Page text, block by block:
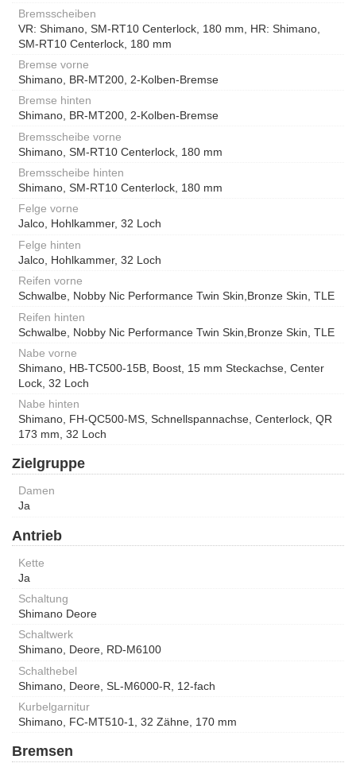
Bremsscheiben
VR: Shimano, SM-RT10 Centerlock, 180 mm, HR: Shimano,
SM-RT10 Centerlock, 180 mm
Bremse vorne
Shimano, BR-MT200, 2-Kolben-Bremse
Bremse hinten
Shimano, BR-MT200, 2-Kolben-Bremse
Bremsscheibe vorne
Shimano, SM-RT10 Centerlock, 180 mm
Bremsscheibe hinten
Shimano, SM-RT10 Centerlock, 180 mm
Felge vorne
Jalco, Hohlkammer, 32 Loch
Felge hinten
Jalco, Hohlkammer, 32 Loch
Reifen vorne
Schwalbe, Nobby Nic Performance Twin Skin,Bronze Skin, TLE
Reifen hinten
Schwalbe, Nobby Nic Performance Twin Skin,Bronze Skin, TLE
Nabe vorne
Shimano, HB-TC500-15B, Boost, 15 mm Steckachse, Center
Lock, 32 Loch
Nabe hinten
Shimano, FH-QC500-MS, Schnellspannachse, Centerlock, QR
173 mm, 32 Loch
Zielgruppe
Damen
Ja
Antrieb
Kette
Ja
Schaltung
Shimano Deore
Schaltwerk
Shimano, Deore, RD-M6100
Schalthebel
Shimano, Deore, SL-M6000-R, 12-fach
Kurbelgarnitur
Shimano, FC-MT510-1, 32 Zähne, 170 mm
Bremsen